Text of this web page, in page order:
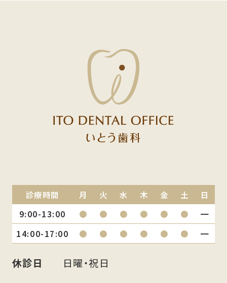
診療時間 月 火 水 木 金 土
日
9:00-13:00
● ● ● ● ● ●
━
14:00-17:00
● ● ● ● ● ● ━
休診日 日曜・祝日